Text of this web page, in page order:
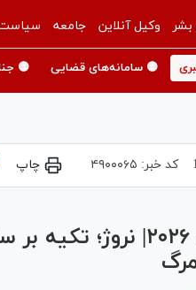
وکیل آنلاین جامعه
🟡 سامانه‌های قضایی 🟡
کد خبر: ۴۹۰۰۰۶۵ چاپ
معرفی تیم‌های جام جهانی